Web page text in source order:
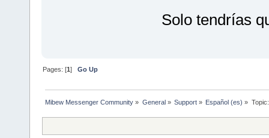
Solo tendrías
Pages: [1]Go Up
Mibew Messenger Community » General» Support» Español (es) »